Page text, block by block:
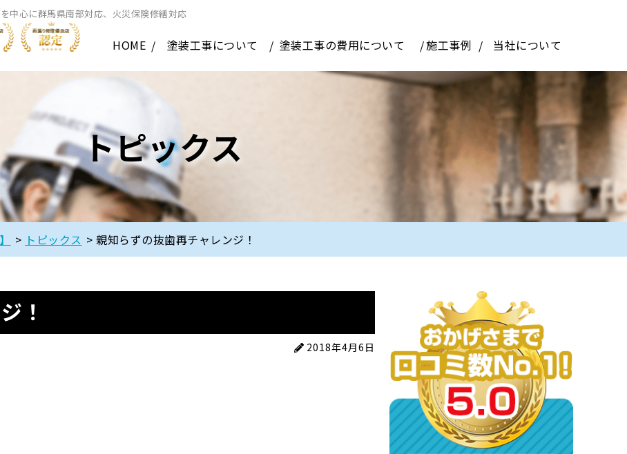
中心に群馬県南部対応、火災保険修繕対応
HOME 塗装工事について 塗装工事の費用について 施工事例 当社について
トピックス
> トピックス > 親知らずの抜歯再チャレンジ！
！
2018年4月6日